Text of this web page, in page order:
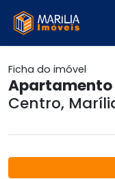
Ficha do imóvel
Apartamento
Centro,